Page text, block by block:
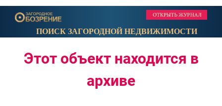
ПОИСК ЗАГОРОДНОЙ НЕДВИЖИМОСТИ
Этот объект находится в
архиве